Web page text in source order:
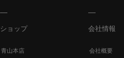
ショップ
青山本店
会社情報
会社概要